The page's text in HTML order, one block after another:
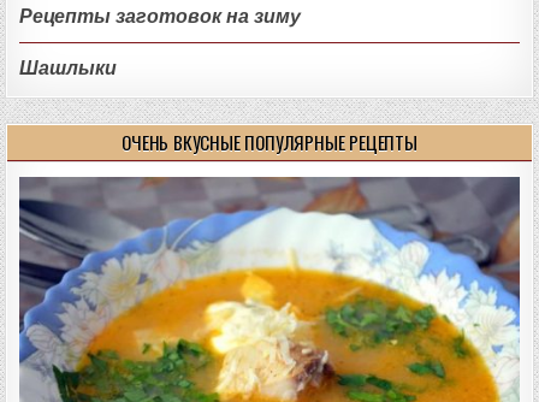
Рецепты заготовок на зиму
Шашлыки
ОЧЕНЬ ВКУСНЫЕ ПОПУЛЯРНЫЕ РЕЦЕПТЫ